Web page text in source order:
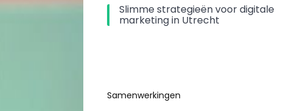
Slimme strategieën voor digitale
marketing in Utrecht
Samenwerkingen